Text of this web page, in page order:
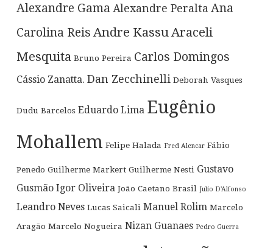
Alexandre Gama Alexandre Peralta Ana
Carolina Reis Andre KassuAraceli
Mesquita Bruno Pereira Carlos Domingos
Cássio Zanatta. Dan Zecchinelli Deborah Vasques
Dudu Barcelos Eduardo Lima Eugênio
Mohallem Felipe Halada Fred Alencar Fábio
Penedo Guilherme Markert Guilherme Nesti Gustavo
Gusmão Igor Oliveira João Caetano Brasil Julio D'Alfonso
Leandro Neves Lucas Saicali Manuel Rolim Marcelo
Aragão Marcelo Nogueira Nizan Guanaes Pedro Guerra